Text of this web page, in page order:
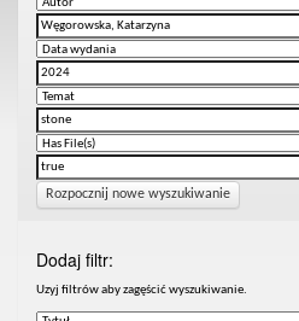
Rozpocznij nowe wyszukiwanie
Dodaj filtr:
Uzyj filtrów aby zagęścić wyszukiwanie.